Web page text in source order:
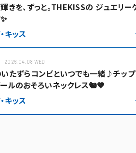
きを、ずっと。THEKISSの ジュエリー
キッス
2026.04.08 WED
たずらコンビといつでも一緒♪チップ
ルのおそろいネックレス🐿️🤎
キッス